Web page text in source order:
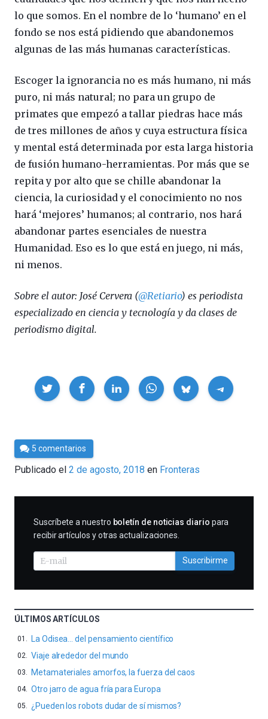
lo que somos. En el nombre de lo ‘humano’ en el
fondo se nos está pidiendo que abandonemos
algunas de las más humanas características.
Escoger la ignorancia no es más humano, ni más
puro, ni más natural; no para un grupo de
primates que empezó a tallar piedras hace más
de tres millones de años y cuya estructura física
y mental está determinada por esta larga historia
de fusión humano-herramientas. Por más que se
repita y por alto que se chille abandonar la
ciencia, la curiosidad y el conocimiento no nos
hará ‘mejores’ humanos; al contrario, nos hará
abandonar partes esenciales de nuestra
Humanidad. Eso es lo que está en juego, ni más,
ni menos.
Sobre el autor: José Cervera (@Retiario) es periodista
especializado en ciencia y tecnología y da clases de
periodismo digital.
Compartir
Por
César
Tomé
5 comentarios
Publicado el 2 de agosto, 2018 en Fronteras
SUSCRIBIRME
Suscríbete a nuestro boletín de noticias diario para
recibir artículos y otras actualizaciones.
Suscribirme
ÚLTIMOS ARTÍCULOS
La Odisea… del pensamiento científico
Viaje alrededor del mundo
Metamateriales amorfos, la fuerza del caos
Otro jarro de agua fría para Europa
¿Pueden los robots dudar de sí mismos?